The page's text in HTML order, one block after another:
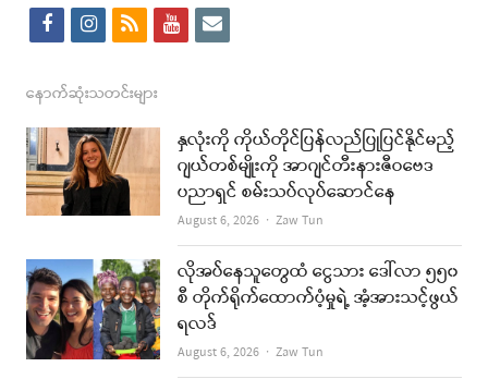
f
c
e
b
o
k
i
s
t
a
g
a
m
r
s
y
t
u
b
e
e
i
l
နောက်ဆုံးသတင်းများ
နှလုံးကို ကိုယ်တိုင်ပြန်လည်ပြုပြင်နိုင်မည့်
ဂျယ်တစ်မျိုးကို အာဂျင်တီးနားဇီဝဗေဒ
ပညာရှင် စမ်းသပ်လုပ်ဆောင်နေ
August 6, 2026 Author
Zaw Tun
လိုအပ်နေသူတွေထံ ငွေသား ဒေါ်လာ ၅၅၀
စီ တိုက်ရိုက်ထောက်ပံ့မှုရဲ့ အံ့အားသင့်ဖွယ်
ရလဒ်
August 6, 2026 Author
Zaw Tun